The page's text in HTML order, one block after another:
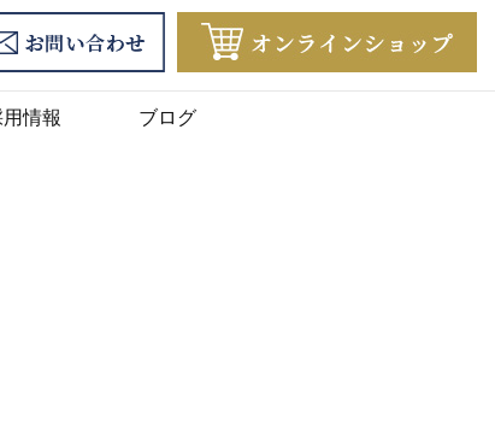
情報 ブログ